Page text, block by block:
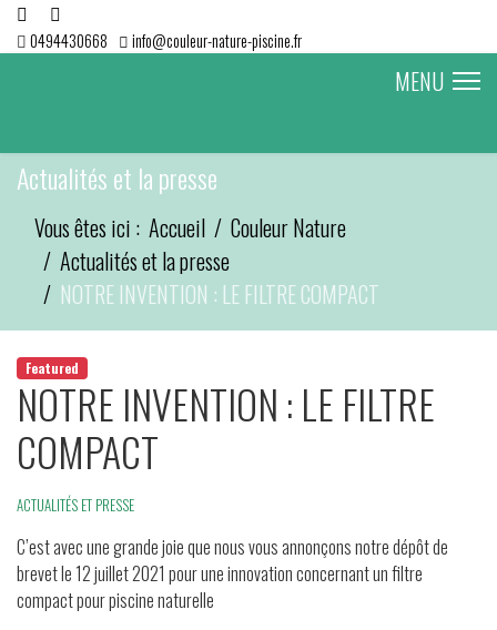
0494430668 info@couleur-nature-piscine.fr
MENU
Actualités et la presse
Vous êtes ici : Accueil
Couleur Nature
Actualités et la presse
NOTRE INVENTION : LE FILTRE COMPACT
Featured
NOTRE INVENTION : LE FILTRE
COMPACT
ACTUALITÉS ET PRESSE
C’est avec une grande joie que nous vous annonçons notre dépôt de
brevet le 12 juillet 2021 pour une innovation concernant un filtre
compact pour piscine naturelle